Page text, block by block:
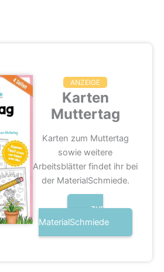
ANZEIGE
Karten
Muttertag
Karten zum Muttertag
sowie weitere
Arbeitsblätter findet ihr bei
der MaterialSchmiede.
zur
MaterialSchmiede